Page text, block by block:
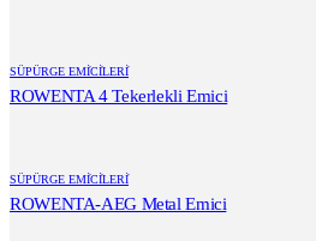
SÜPÜRGE EMİCİLERİ
ROWENTA 4 Tekerlekli Emici
SÜPÜRGE EMİCİLERİ
ROWENTA-AEG Metal Emici